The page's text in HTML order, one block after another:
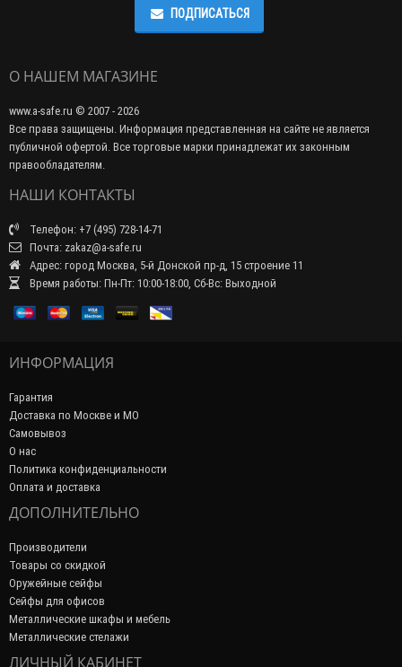
ПОДПИСАТЬСЯ
О НАШЕМ МАГАЗИНЕ
www.a-safe.ru © 2007 - 2026
Все права защищены. Информация представленная на сайте не является
публичной офертой. Все торговые марки принадлежат их законным
правообладателям.
НАШИ КОНТАКТЫ
Телефон: +7 (495) 728-14-71
Почта: zakaz@a-safe.ru
Адрес: город Москва, 5-й Донской пр-д, 15 строение 11
Время работы: Пн-Пт: 10:00-18:00, Сб-Вс: Выходной
ИНФОРМАЦИЯ
Гарантия
Доставка по Москве и МО
Самовывоз
О нас
Политика конфиденциальности
Оплата и доставка
ДОПОЛНИТЕЛЬНО
Производители
Товары со скидкой
Оружейные сейфы
Сейфы для офисов
Металлические шкафы и мебель
Металлические стелажи
ЛИЧНЫЙ КАБИНЕТ